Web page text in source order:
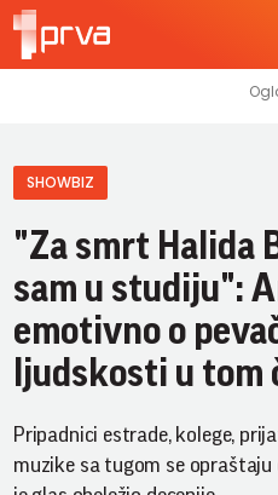
SHOWBIZ
"Za smrt Halida
sam u studiju":
emotivno o
ljudskosti u tom
Pripadnici estrade, kolege,
muzike sa tugom se opraštaju